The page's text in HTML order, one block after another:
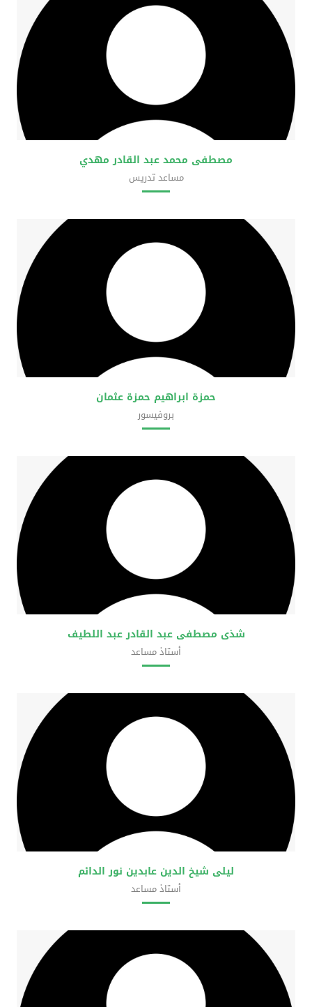
مصطفى محمد عبد القادر مهدي
مساعد تدريس
حمزة ابراهيم حمزة عثمان
بروفيسور
شذى مصطفى عبد القادر عبد اللطيف
أستاذ مساعد
ليلى شيخ الدين عابدين نور الدائم
أستاذ مساعد